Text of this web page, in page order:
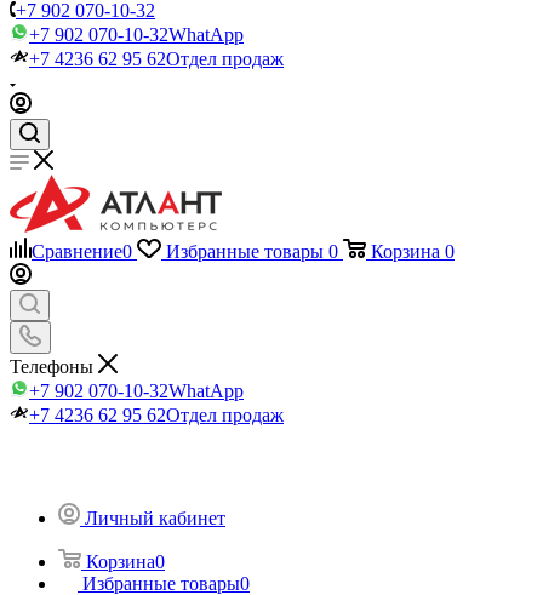
+7 902 070-10-32
+7 902 070-10-32WhatApp
+7 4236 62 95 62Отдел продаж
Сравнение0 Избранные товары 0 Корзина 0
Телефоны
+7 902 070-10-32WhatApp
+7 4236 62 95 62Отдел продаж
Личный кабинет
Корзина0
Избранные товары0